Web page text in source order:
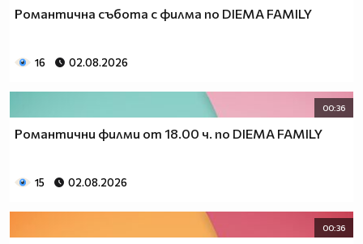
Романтична събота с филма по DIEMA FAMILY
16 02.08.2026
00:36
Романтични филми от 18.00 ч. по DIEMA FAMILY
15 02.08.2026
00:36